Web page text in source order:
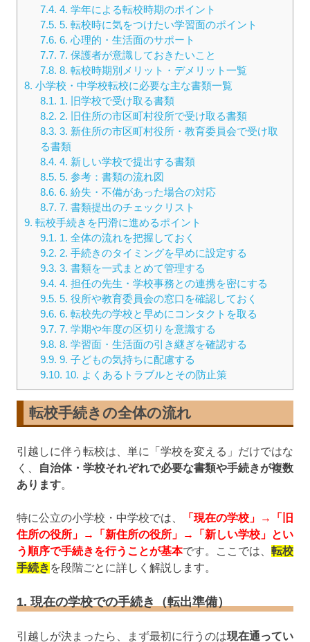
7.4. 4. 学年による転校時期のポイント
7.5. 5. 転校時に気をつけたい学習面のポイント
7.6. 6. 心理的・生活面のサポート
7.7. 7. 保護者が意識しておきたいこと
7.8. 8. 転校時期別メリット・デメリット一覧
8. 小学校・中学校転校に必要な主な書類一覧
8.1. 1. 旧学校で受け取る書類
8.2. 2. 旧住所の市区町村役所で受け取る書類
8.3. 3. 新住所の市区町村役所・教育委員会で受け取
る書類
8.4. 4. 新しい学校で提出する書類
8.5. 5. 参考：書類の流れ図
8.6. 6. 紛失・不備があった場合の対応
8.7. 7. 書類提出のチェックリスト
9. 転校手続きを円滑に進めるポイント
9.1. 1. 全体の流れを把握しておく
9.2. 2. 手続きのタイミングを早めに設定する
9.3. 3. 書類を一式まとめて管理する
9.4. 4. 担任の先生・学校事務との連携を密にする
9.5. 5. 役所や教育委員会の窓口を確認しておく
9.6. 6. 転校先の学校と早めにコンタクトを取る
9.7. 7. 学期や年度の区切りを意識する
9.8. 8. 学習面・生活面の引き継ぎを確認する
9.9. 9. 子どもの気持ちに配慮する
9.10. 10. よくあるトラブルとその防止策
転校手続きの全体の流れ
引越しに伴う転校は、単に「学校を変える」だけではな
く、
自治体・学校それぞれで必要な書類や手続きが複数
あります。
特に公立の小学校・中学校では、
「現在の学校」→「旧
住所の役所」→「新住所の役所」→「新しい学校」とい
う順序で手続きを行うことが基本です。ここでは、 転校
手続き を段階ごとに詳しく解説します。
1. 現在の学校での手続き（転出準備）
引越しが決まったら、まず最初に行うのは現在通ってい